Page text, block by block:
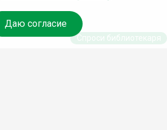
Даю согласие
Спроси библиотекаря